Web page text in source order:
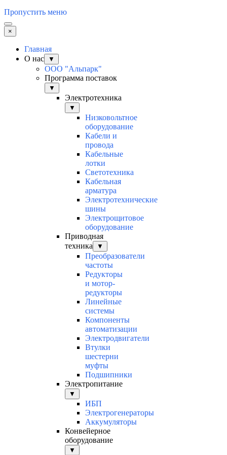
Пропустить меню
×
Главная
О нас
▼
ООО "Альпарк"
Программа поставок
▼
Электротехника
▼
Низковольтное
оборудование
Кабели и
провода
Кабельные
лотки
Светотехника
Кабельная
арматура
Электротехнические
шины
Электрощитовое
оборудование
Приводная
техника
▼
Преобразователи
частоты
Редукторы
и мотор-
редукторы
Линейные
системы
Компоненты
автоматизации
Электродвигатели
Втулки
шестерни
муфты
Подшипники
Электропитание
▼
ИБП
Электрогенераторы
Аккумуляторы
Конвейерное
оборудование
▼